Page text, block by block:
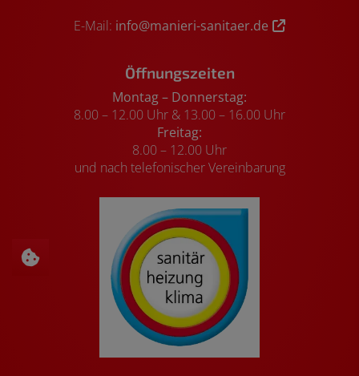
E-Mail: info@manieri-sanitaer.de
Öffnungszeiten
Montag – Donnerstag:
8.00 – 12.00 Uhr & 13.00 – 16.00 Uhr
Freitag:
8.00 – 12.00 Uhr
und nach telefonischer Vereinbarung